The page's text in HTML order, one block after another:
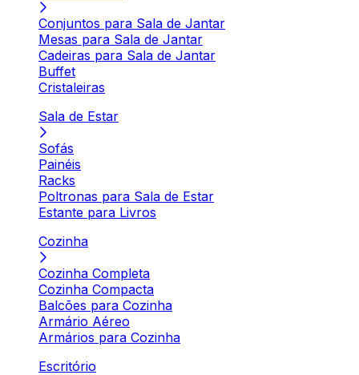
Conjuntos para Sala de Jantar
Mesas para Sala de Jantar
Cadeiras para Sala de Jantar
Buffet
Cristaleiras
Sala de Estar
Sofás
Painéis
Racks
Poltronas para Sala de Estar
Estante para Livros
Cozinha
Cozinha Completa
Cozinha Compacta
Balcões para Cozinha
Armário Aéreo
Armários para Cozinha
Escritório